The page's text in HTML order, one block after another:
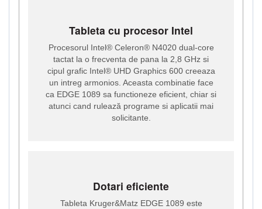
Tableta cu procesor Intel
Procesorul Intel® Celeron® N4020 dual-core
tactat la o frecventa de pana la 2,8 GHz si
cipul grafic Intel® UHD Graphics 600 creeaza
un intreg armonios. Aceasta combinatie face
ca EDGE 1089 sa functioneze eficient, chiar si
atunci cand rulează programe si aplicatii mai
solicitante.
Dotari eficiente
Tableta Kruger&Matz EDGE 1089 este